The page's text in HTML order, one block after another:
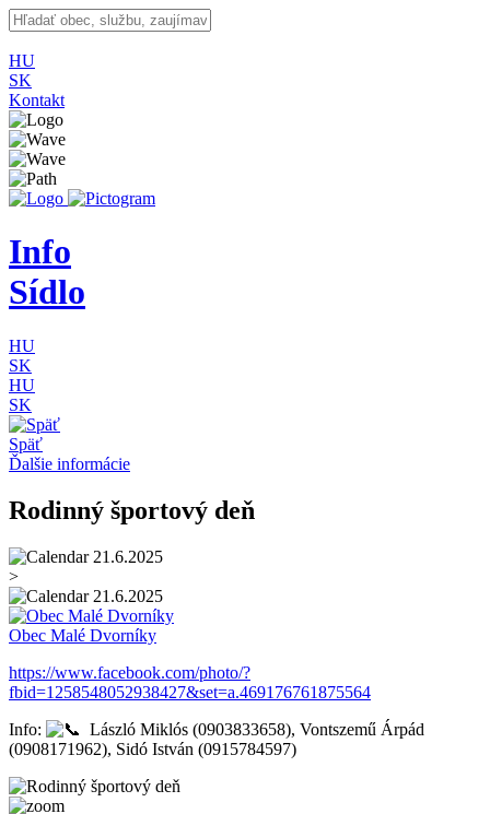
HU
SK
Kontakt
Info
Sídlo
HU
SK
HU
SK
Späť
Ďalšie informácie
Rodinný športový deň
21.6.2025
>
21.6.2025
Obec Malé Dvorníky
https://www.facebook.com/photo/?
fbid=1258548052938427&set=a.469176761875564
Info:
László Miklós (0903833658), Vontszemű Árpád
(0908171962), Sidó István (0915784597)